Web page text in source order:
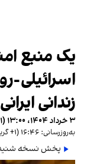
یک منبع
اسرائیلی-
زندانی
۳ خرداد ۱۴۰۴، ۱۳:۰۰ (‎+۱ گرینویچ)
به‌روزرسانی: ۱۶:۴۶ (‎+۱ گرینویچ)
پخش نسخه